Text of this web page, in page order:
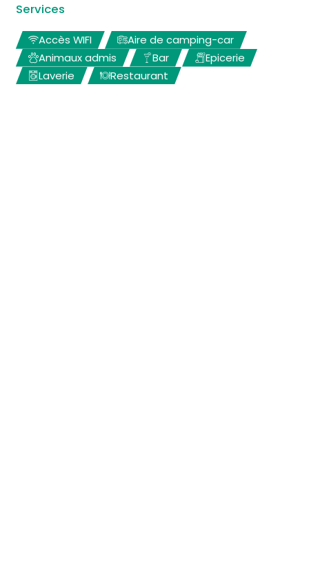
Services
Accès WIFI
Aire de camping-car
Animaux admis
Bar
Epicerie
Laverie
Restaurant